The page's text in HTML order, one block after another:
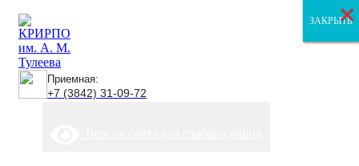
Приемная:
+7 (3842) 31-09-72
ЗАКРЫТЬ
ЗАКРЫТЬ
ЗАКРЫТЬ
×
×
×